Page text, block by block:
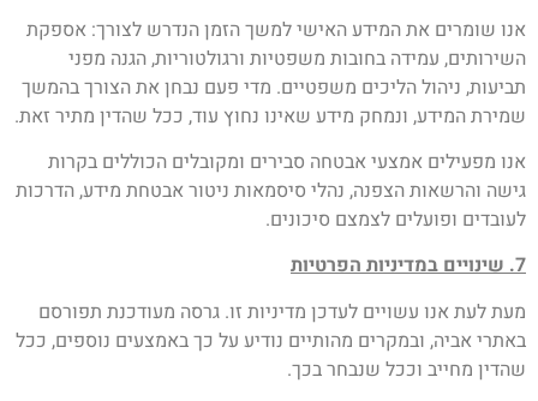
אנו שומרים את המידע האישי למשך הזמן הנדרש לצורך: אספקת
השירותים, עמידה בחובות משפטיות ורגולטוריות, הגנה מפני
תביעות, ניהול הליכים משפטיים. מדי פעם נבחן את הצורך בהמשך
שמירת המידע, ונמחק מידע שאינו נחוץ עוד, ככל שהדין מתיר זאת.
אנו מפעילים אמצעי אבטחה סבירים ומקובלים הכוללים בקרות
גישה והרשאות הצפנה, נהלי סיסמאות ניטור אבטחת מידע, הדרכות
לעובדים ופועלים לצמצם סיכונים.
7. שינויים במדיניות הפרטיות
מעת לעת אנו עשויים לעדכן מדיניות זו. גרסה מעודכנת תפורסם
באתרי אביה, ובמקרים מהותיים נודיע על כך באמצעים נוספים, ככל
שהדין מחייב וככל שנבחר בכך.